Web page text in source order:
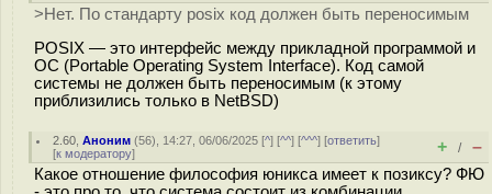
>Нет. По стандарту posix код должен быть переносимым
POSIX — это интерфейс между прикладной программой и
ОС (Portable Operating System Interface). Код самой
системы не должен быть переносимым (к этому
приблизились только в NetBSD)
2.60 ,Аноним (56), 14:27, 06/06/2025 [^] [^^] [^^^] [ответить]
[к модератору] + / –
Какое отношение философия юникса имеет к позиксу? ФЮ